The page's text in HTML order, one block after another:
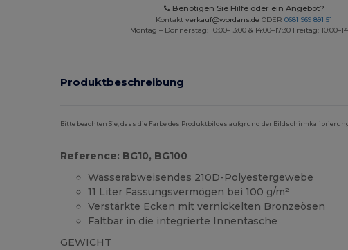
Benötigen Sie Hilfe oder ein Angebot?
Kontaktverkauf@wordans.de ODER0681 969 891 51
Montag – Donnerstag: 10:00–13:00 & 14:00–17:30 Freitag:
Produktbeschreibung
Bitte beachten Sie, dass die Farbe des Produktbildes aufgrund der
Reference: BG10, BG100
Wasserabweisendes 210D-Polyestergewebe
11 Liter Fassungsvermögen bei 100 g/m²
Verstärkte Ecken mit vernickelten Bronzeösen
Faltbar in die integrierte Innentasche
GEWICHT